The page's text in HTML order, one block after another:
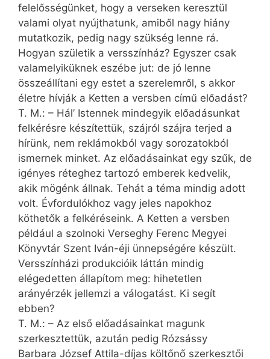
felelősségünket, hogy a verseken keresztül
valami olyat nyújthatunk, amiből nagy hiány
mutatkozik, pedig nagy szükség lenne rá.
Hogyan születik a versszínház? Egyszer csak
valamelyiküknek eszébe jut: de jó lenne
összeállítani egy estet a szerelemről, s akkor
életre hívják a Ketten a versben című előadást?
T. M.: – Hál’ Istennek mindegyik előadásunkat
felkérésre készítettük, szájról szájra terjed a
hírünk, nem reklámokból vagy sorozatokból
ismernek minket. Az előadásainkat egy szűk, de
igényes réteghez tartozó emberek kedvelik,
akik mögénk állnak. Tehát a téma mindig adott
volt. Évfordulókhoz vagy jeles napokhoz
köthetők a felkéréseink. A Ketten a versben
például a szolnoki Verseghy Ferenc Megyei
Könyvtár Szent Iván-éji ünnepségére készült.
Versszínházi produkcióik láttán mindig
elégedetten állapítom meg: hihetetlen
arányérzék jellemzi a válogatást. Ki segít
ebben?
T. M.: – Az első előadásainkat magunk
szerkesztettük, azután pedig Rózsássy
Barbara József Attila-díjas költőnő szerkesztői